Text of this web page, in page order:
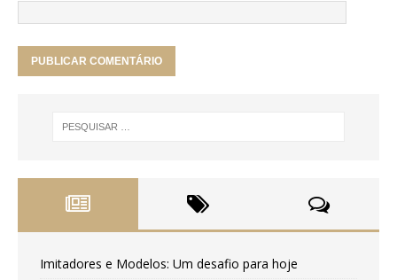
Imitadores e Modelos: Um desafio para hoje